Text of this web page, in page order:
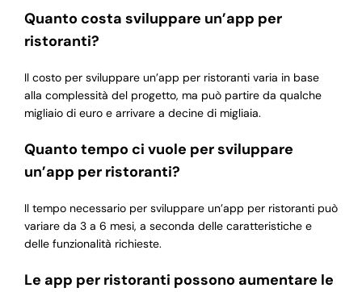
Quanto costa sviluppare un’app per
ristoranti?
Il costo per sviluppare un’app per ristoranti varia in base
alla complessità del progetto, ma può partire da qualche
migliaio di euro e arrivare a decine di migliaia.
Quanto tempo ci vuole per sviluppare
un’app per ristoranti?
Il tempo necessario per sviluppare un’app per ristoranti può
variare da 3 a 6 mesi, a seconda delle caratteristiche e
delle funzionalità richieste.
Le app per ristoranti possono aumentare le